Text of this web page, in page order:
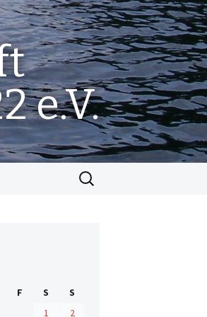
e.V.
Suchen
nach:
F S
S
1
2